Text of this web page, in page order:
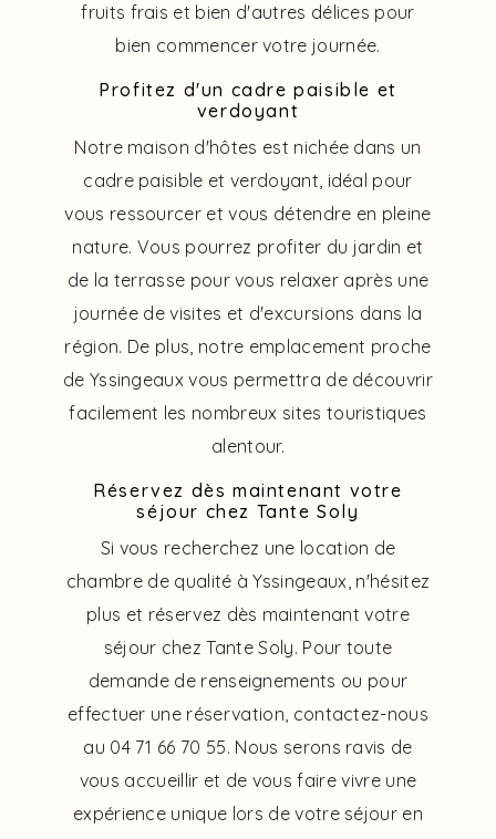
fruits frais et bien d'autres délices pour
bien commencer votre journée.
Profitez d'un cadre paisible et
verdoyant
Notre maison d'hôtes est nichée dans un
cadre paisible et verdoyant, idéal pour
vous ressourcer et vous détendre en pleine
nature. Vous pourrez profiter du jardin et
de la terrasse pour vous relaxer après une
journée de visites et d'excursions dans la
région. De plus, notre emplacement proche
de Yssingeaux vous permettra de découvrir
facilement les nombreux sites touristiques
alentour.
Réservez dès maintenant votre
séjour chez Tante Soly
Si vous recherchez une location de
chambre de qualité à Yssingeaux, n'hésitez
plus et réservez dès maintenant votre
séjour chez Tante Soly. Pour toute
demande de renseignements ou pour
effectuer une réservation, contactez-nous
au 04 71 66 70 55. Nous serons ravis de
vous accueillir et de vous faire vivre une
expérience unique lors de votre séjour en